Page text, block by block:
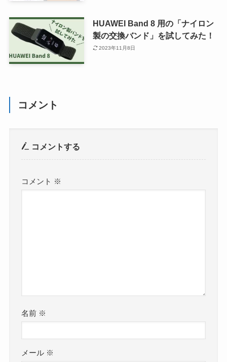
HUAWEI Band 8 用の「ナイロン
製の交換バンド」を試してみた！
2023年11月8日
コメント
コメントする
コメント ※
名前 ※
メール ※